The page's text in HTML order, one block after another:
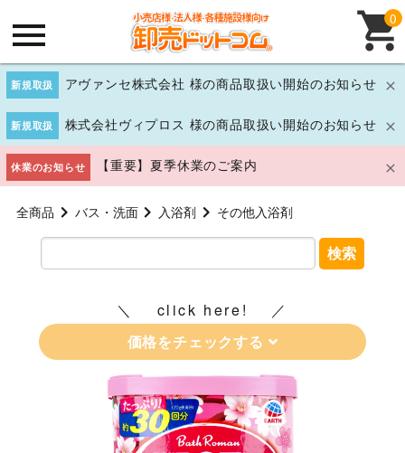
新規取扱 アヴァンセ株式会社 様の商品取扱い開始のお知らせ
新規取扱 株式会社ヴィプロス 様の商品取扱い開始のお知らせ
休業のお知らせ 【重要】夏季休業のご案内
0
全商品 バス・洗面 入浴剤 その他入浴剤
検索
click here!
価格をチェックする